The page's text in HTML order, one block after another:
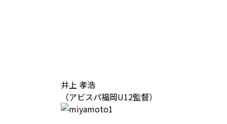
井上 孝浩
（アビスパ福岡U12監督）